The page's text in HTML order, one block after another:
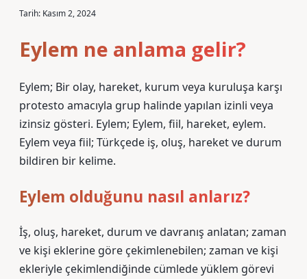
Tarih: Kasım 2, 2024
Eylem ne anlama gelir?
Eylem; Bir olay, hareket, kurum veya kuruluşa karşı
protesto amacıyla grup halinde yapılan izinli veya
izinsiz gösteri. Eylem; Eylem, fiil, hareket, eylem.
Eylem veya fiil; Türkçede iş, oluş, hareket ve durum
bildiren bir kelime.
Eylem olduğunu nasıl anlarız?
İş, oluş, hareket, durum ve davranış anlatan; zaman
ve kişi eklerine göre çekimlenebilen; zaman ve kişi
ekleriyle çekimlendiğinde cümlede yüklem görevi